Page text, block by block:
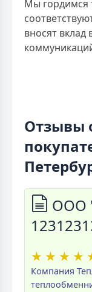
Мы гордимся
вносят вклад
Отзывы
ООО
★ ★ ★ ★
Компания